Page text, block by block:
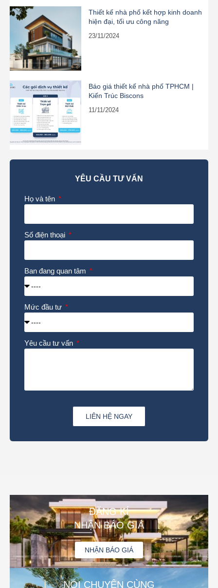
Thiết kế nhà phố kết hợp kinh doanh
hiện đại, tối ưu công năng
23/11/2024
Báo giá thiết kế nhà phố TPHCM |
Kiến Trúc Biscons
11/11/2024
YÊU CẦU TƯ VẤN
Họ và tên
Số điện thoại
Ban đang quan tâm
Mức đầu tư
Yêu cầu tư vấn
LIÊN HỆ NGAY
ĐĂNG KÍ
NHẬN BÁO GIÁ
NHẬN BÁO GIÁ
NÓI CHUYỆN CÙNG